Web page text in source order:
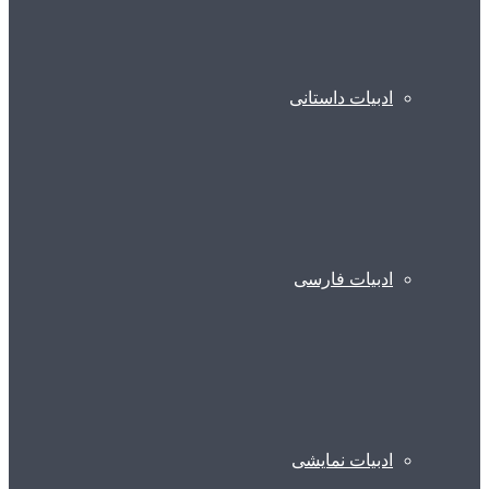
ادبیات داستانی
ادبیات فارسی
ادبیات نمایشی